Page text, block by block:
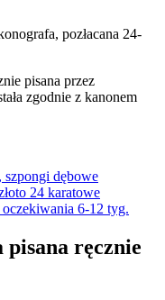
pozłacana 24-
pisana przez
zgodnie z kanonem
szpongi dębowe
24 karatowe
6-12 tyg.
pisana ręcznie